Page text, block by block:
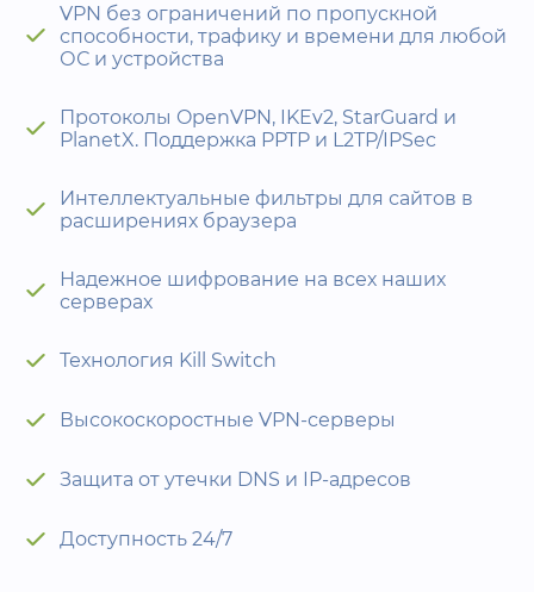
VPN без ограничений по пропускной
способности, трафику и времени для любой
ОС и устройства
Протоколы OpenVPN, IKEv2, StarGuard и
PlanetX. Поддержка PPTP и L2TP/IPSec
Интеллектуальные фильтры для сайтов в
расширениях браузера
Надежное шифрование на всех наших
серверах
Технология Kill Switch
Высокоскоростные VPN-серверы
Защита от утечки DNS и IP-адресов
Доступность 24/7